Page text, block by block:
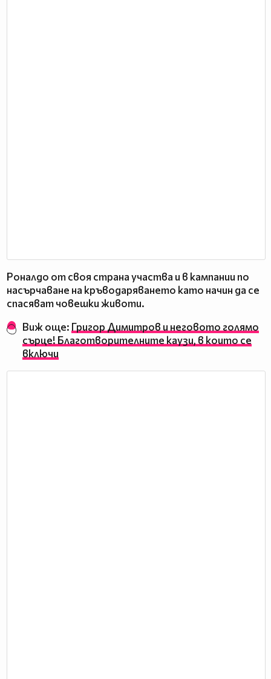
Роналдо от своя страна участва и в кампании по
насърчаване на кръводаряването като начин да се
спасяват човешки животи.
Виж още: Григор Димитров и неговото голямо
сърце! Благотворителните каузи, в които се
включи